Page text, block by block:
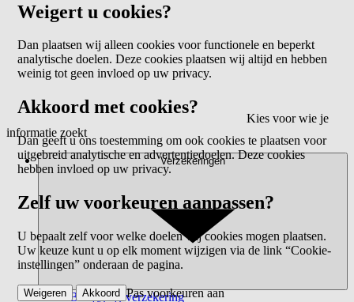
Kies voor wie je
informatie zoekt
Verzekeringen
Beleggingsverzekering
Weigert u cookies?
Dan plaatsen wij alleen cookies voor functionele en beperkt
analytische doelen. Deze cookies plaatsen wij altijd en hebben
weinig tot geen invloed op uw privacy.
Akkoord met cookies?
Dan geeft u ons toestemming om ook cookies te plaatsen voor
uitgebreid analytische en advertentiedoelen. Deze cookies
hebben invloed op uw privacy.
Zelf uw voorkeuren aanpassen?
U bepaalt zelf voor welke doelen wij cookies mogen plaatsen.
Uw keuze kunt u op elk moment wijzigen via de link “Cookie-
instellingen” onderaan de pagina.
Pas voorkeuren aan
Weigeren Akkoord